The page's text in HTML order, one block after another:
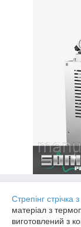
Стрепінг стрічка
матеріал з
виготовлений з